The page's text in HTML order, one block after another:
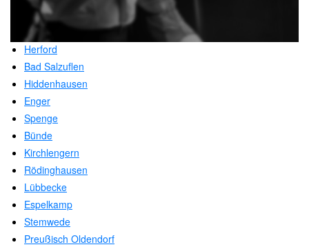
Herford
Bad Salzuflen
Hiddenhausen
Enger
Spenge
Bünde
Kirchlengern
Rödinghausen
Lübbecke
Espelkamp
Stemwede
Preußisch Oldendorf